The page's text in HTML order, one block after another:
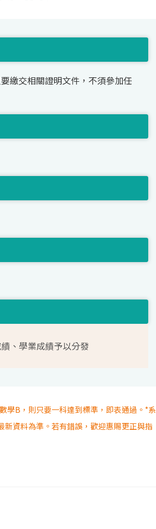
繳交相關證明文件，不須參加任
、學業成績予以分發
學B，則只要一科達到標準，即表通過。*系
資料為準。若有錯誤，歡迎惠賜更正與指